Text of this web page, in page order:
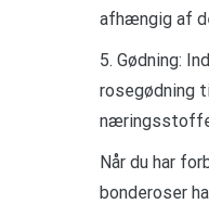
afhængig af
5. Gødning:
rosegødning
Når du har
bonderoser